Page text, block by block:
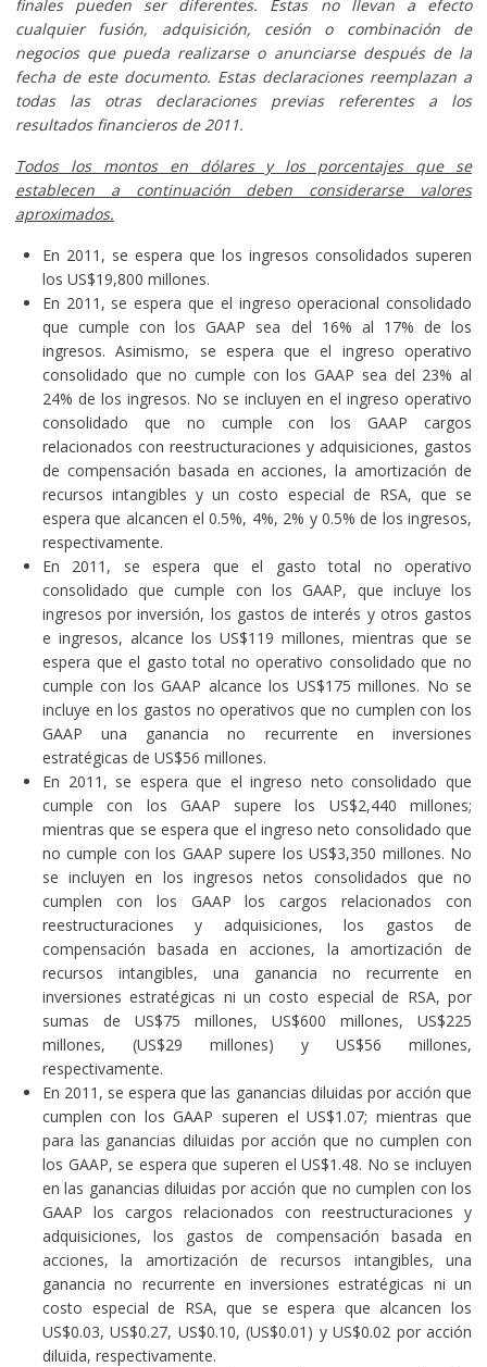
finales pueden ser diferentes. Estas no llevan a efecto
cualquier fusión, adquisición, cesión o combinación de
negocios que pueda realizarse o anunciarse después de la
fecha de este documento. Estas declaraciones reemplazan a
todas las otras declaraciones previas referentes a los
resultados financieros de 2011.
Todos los montos en dólares y los porcentajes que se
establecen a continuación deben considerarse valores
aproximados.
En 2011, se espera que los ingresos consolidados superen
los US$19,800 millones.
En 2011, se espera que el ingreso operacional consolidado
que cumple con los GAAP sea del 16% al 17% de los
ingresos. Asimismo, se espera que el ingreso operativo
consolidado que no cumple con los GAAP sea del 23% al
24% de los ingresos. No se incluyen en el ingreso operativo
consolidado que no cumple con los GAAP cargos
relacionados con reestructuraciones y adquisiciones, gastos
de compensación basada en acciones, la amortización de
recursos intangibles y un costo especial de RSA, que se
espera que alcancen el 0.5%, 4%, 2% y 0.5% de los ingresos,
respectivamente.
En 2011, se espera que el gasto total no operativo
consolidado que cumple con los GAAP, que incluye los
ingresos por inversión, los gastos de interés y otros gastos
e ingresos, alcance los US$119 millones, mientras que se
espera que el gasto total no operativo consolidado que no
cumple con los GAAP alcance los US$175 millones. No se
incluye en los gastos no operativos que no cumplen con los
GAAP una ganancia no recurrente en inversiones
estratégicas de US$56 millones.
En 2011, se espera que el ingreso neto consolidado que
cumple con los GAAP supere los US$2,440 millones;
mientras que se espera que el ingreso neto consolidado que
no cumple con los GAAP supere los US$3,350 millones. No
se incluyen en los ingresos netos consolidados que no
cumplen con los GAAP los cargos relacionados con
reestructuraciones y adquisiciones, los gastos de
compensación basada en acciones, la amortización de
recursos intangibles, una ganancia no recurrente en
inversiones estratégicas ni un costo especial de RSA, por
sumas de US$75 millones, US$600 millones, US$225
millones, (US$29 millones) y US$56 millones,
respectivamente.
En 2011, se espera que las ganancias diluidas por acción que
cumplen con los GAAP superen el US$1.07; mientras que
para las ganancias diluidas por acción que no cumplen con
los GAAP, se espera que superen el US$1.48. No se incluyen
en las ganancias diluidas por acción que no cumplen con los
GAAP los cargos relacionados con reestructuraciones y
adquisiciones, los gastos de compensación basada en
acciones, la amortización de recursos intangibles, una
ganancia no recurrente en inversiones estratégicas ni un
costo especial de RSA, que se espera que alcancen los
US$0.03, US$0.27, US$0.10, (US$0.01) y US$0.02 por acción
diluida, respectivamente.